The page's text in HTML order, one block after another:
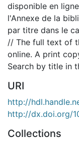
disponible en
l'Annexe de la
par titre dans le
// The full text of
online. A print
Search by title in
URI
http://
http://dx.doi.org/
Collections